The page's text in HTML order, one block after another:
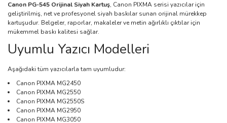
Canon PG-545 Orijinal Siyah Kartuş, Canon PIXMA serisi yazıcılar için
geliştirilmiş, net ve profesyonel siyah baskılar sunan orijinal mürekkep
kartuşudur. Belgeler, raporlar, makaleler ve metin ağırlıklı çıktılar için
mükemmel baskı kalitesi sağlar.
Uyumlu Yazıcı Modelleri
Aşağıdaki tüm yazıcılarla tam uyumludur:
Canon PIXMA MG2450
Canon PIXMA MG2550
Canon PIXMA MG2550S
Canon PIXMA MG2950
Canon PIXMA MG3050